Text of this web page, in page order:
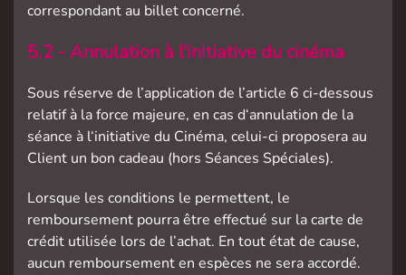
correspondant au billet concerné.
5.2 - Annulation à l'initiative du cinéma
Sous réserve de l’application de l’article 6 ci-dessous
relatif à la force majeure, en cas d‘annulation de la
séance à l‘initiative du Cinéma, celui-ci proposera au
Client un bon cadeau (hors Séances Spéciales).
Lorsque les conditions le permettent, le
remboursement pourra être effectué sur la carte de
crédit utilisée lors de l’achat. En tout état de cause,
aucun remboursement en espèces ne sera accordé.